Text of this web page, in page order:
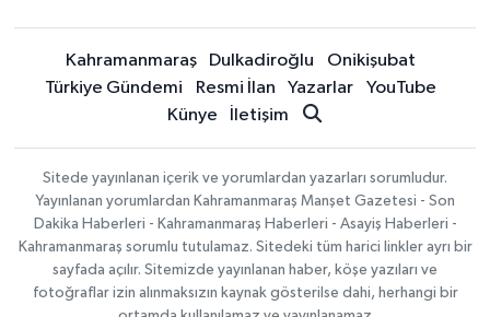
Kahramanmaraş Dulkadiroğlu
Onikişubat
Türkiye Gündemi
Resmi İlan Yazarlar
YouTube
Künye
İletişim
Sitede yayınlanan içerik ve yorumlardan yazarları sorumludur.
Yayınlanan yorumlardan Kahramanmaraş Manşet Gazetesi - Son
Dakika Haberleri - Kahramanmaraş Haberleri - Asayiş Haberleri -
Kahramanmaraş sorumlu tutulamaz. Sitedeki tüm harici linkler ayrı bir
sayfada açılır. Sitemizde yayınlanan haber, köşe yazıları ve
fotoğraflar izin alınmaksızın kaynak gösterilse dahi, herhangi bir